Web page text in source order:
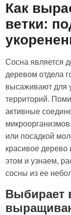
Как
ветки:
Сосна является
деревом отдела
высаживают для
территорий.
активные
или посадкой
красивое дерево
этом и узнаем,
сосны из ее
Выбирает